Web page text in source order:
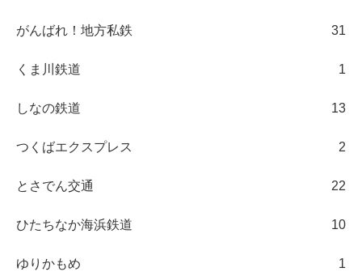
がんばれ！地方私鉄 31
くま川鉄道 1
しなの鉄道 13
つくばエクスプレス 2
とさでん交通 22
ひたちなか海浜鉄道 10
ゆりかもめ 1